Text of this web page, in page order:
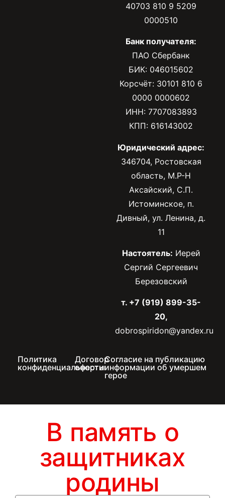
40703 810 9 5209
0000510
Банк получателя:
ПАО Сбербанк
БИК: 046015602
Корсчёт: 30101 810 6
0000 0000602
ИНН: 7707083893
КПП: 616143002
Юридический адрес:
346704, Ростовская
область, М.Р-Н
Аксайский, С.П.
Истоминское, п.
Дивный, ул. Ленина, д.
11
Настоятель: Иерей
Сергий Сергеевич
Березовский
т. +7 (919) 899-35-
20,
dobrospiridon@yandex.ru
Политика
конфиденциальности
Договор
оферты
Согласие на публикацию
информации об умершем
герое
В память о
защитниках
родины